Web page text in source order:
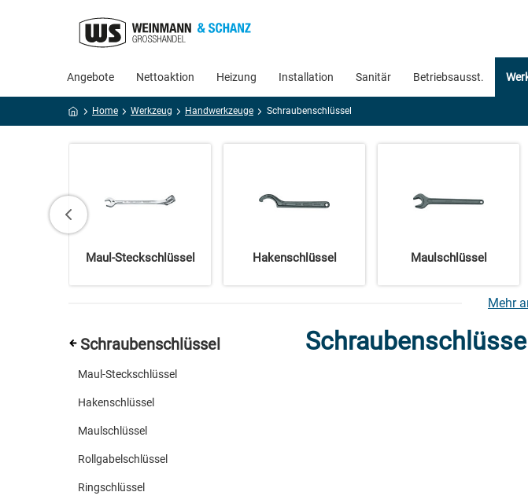
Angebote Nettoaktion Heizung Installation Sanitär Betriebsausst.
Home Werkzeug Handwerkzeuge Schraubenschlüssel
Maul-Steckschlüssel Hakenschlüssel Maulschlüssel
Mehr
Schraubenschlüssel
Maul-Steckschlüssel
Hakenschlüssel
Maulschlüssel
Rollgabelschlüssel
Ringschlüssel
Schraubenschlüssel